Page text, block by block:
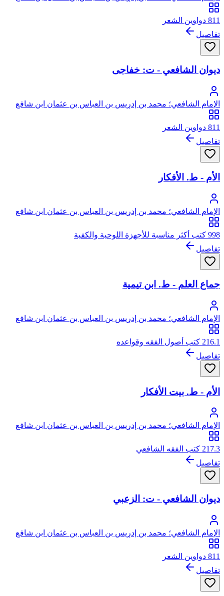
الهاشمي القرشي المطلبي، أبو عبد الله
811 دواوين الشعر
تفاصيل
ديوان الشافعي - ت: خفاجى
الإمام الشافعي؛ محمد بن إدريس بن العباس بن عثمان ابن شافع
الهاشمي القرشي المطلبي، أبو عبد الله
811 دواوين الشعر
تفاصيل
الأم - ط. الأفكار
الإمام الشافعي؛ محمد بن إدريس بن العباس بن عثمان ابن شافع
الهاشمي القرشي المطلبي، أبو عبد الله
998 كتب أكثر مناسبة للأجهزة اللوحية والكفية
تفاصيل
جماع العلم - ط. ابن تيمية
الإمام الشافعي؛ محمد بن إدريس بن العباس بن عثمان ابن شافع
الهاشمي القرشي المطلبي، أبو عبد الله
216.1 كتب أصول الفقه وقواعده
تفاصيل
الأم - ط. بيت الأفكار
الإمام الشافعي؛ محمد بن إدريس بن العباس بن عثمان ابن شافع
الهاشمي القرشي المطلبي، أبو عبد الله
217.3 كتب الفقه الشافعي
تفاصيل
ديوان الشافعي - ت: الزعبي
الإمام الشافعي؛ محمد بن إدريس بن العباس بن عثمان ابن شافع
الهاشمي القرشي المطلبي، أبو عبد الله
811 دواوين الشعر
تفاصيل